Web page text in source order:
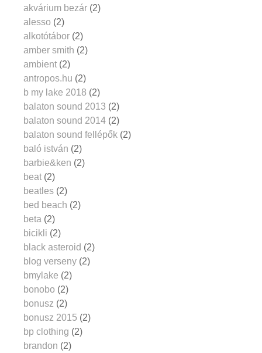
akvárium bezár (2)
alesso (2)
alkotótábor (2)
amber smith (2)
ambient (2)
antropos.hu (2)
b my lake 2018 (2)
balaton sound 2013 (2)
balaton sound 2014 (2)
balaton sound fellépők (2)
baló istván (2)
barbie&ken (2)
beat (2)
beatles (2)
bed beach (2)
beta (2)
bicikli (2)
black asteroid (2)
blog verseny (2)
bmylake (2)
bonobo (2)
bonusz (2)
bonusz 2015 (2)
bp clothing (2)
brandon (2)